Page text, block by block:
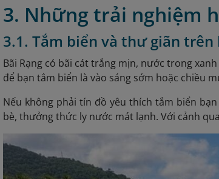
3. Những trải nghiệm
3.1. Tắm biển và thư giãn trên
Bãi Rạng có bãi cát trắng mịn, nước trong
để bạn tắm biển là vào sáng sớm hoặc chiều
Nếu không phải tín đồ yêu thích tắm biển
bè, thưởng thức ly nước mát lạnh. Với cảnh